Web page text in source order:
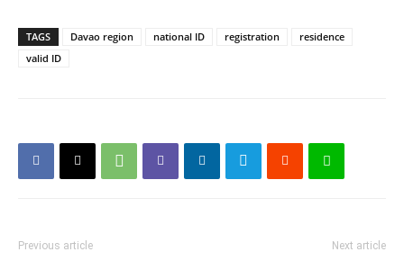
TAGS Davao region national ID registration
residence
valid ID
Previous article Next article